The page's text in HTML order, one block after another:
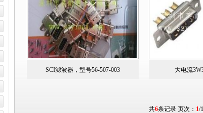
SCI滤波器，型号56-507-003 大电流
共6条记录 页次： 1/